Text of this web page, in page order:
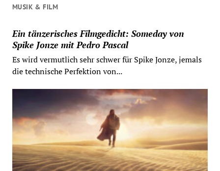
MUSIK & FILM
Ein tänzerisches Filmgedicht: Someday von
Spike Jonze mit Pedro Pascal
Es wird vermutlich sehr schwer für Spike Jonze, jemals
die technische Perfektion von...